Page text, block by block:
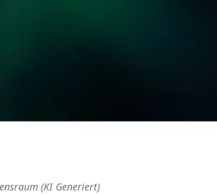
(KI Generiert)